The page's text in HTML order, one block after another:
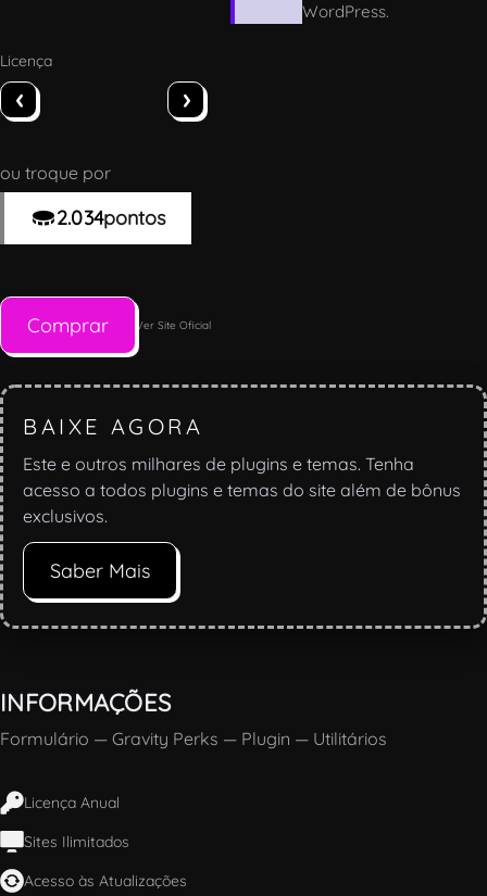
WordPress.
Licença
‹ ›
ou troque por
2.034pontos
Comprar Ver Site Oficial
BAIXE AGORA
Este e outros milhares de plugins e temas. Tenha
acesso a todos plugins e temas do site além de bônus
exclusivos.
Saber Mais
INFORMAÇÕES
Formulário — Gravity Perks — Plugin — Utilitários
Licença Anual
Sites Ilimitados
Acesso às Atualizações